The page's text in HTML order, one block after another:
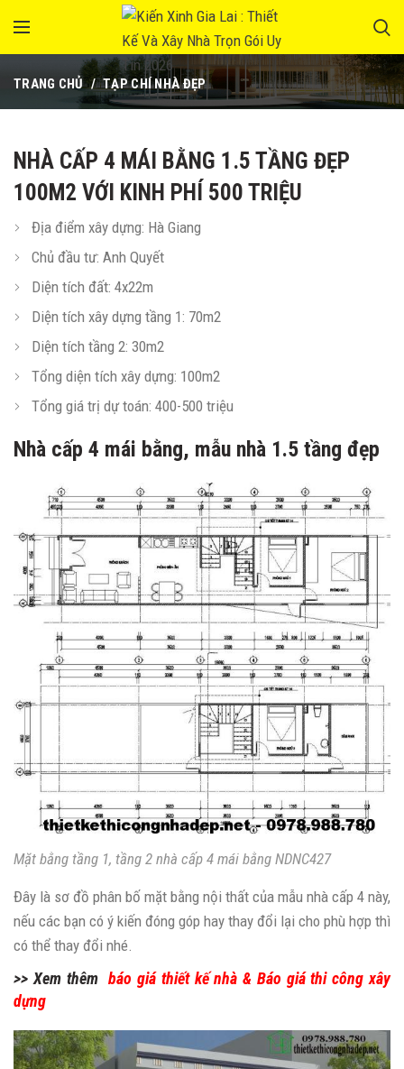
TRANG CHỦ TẠP CHÍ NHÀ ĐẸP
NHÀ CẤP 4 MÁI BẰNG 1.5 TẦNG ĐẸP
100M2 VỚI KINH PHÍ 500 TRIỆU
Địa điểm xây dựng: Hà Giang
Chủ đầu tư: Anh Quyết
Diện tích đất: 4x22m
Diện tích xây dựng tầng 1: 70m2
Diện tích tầng 2: 30m2
Tổng diện tích xây dựng: 100m2
Tổng giá trị dự toán: 400-500 triệu
Nhà cấp 4 mái bằng, mẫu nhà 1.5 tầng đẹp
Mặt bằng tầng 1, tầng 2 nhà cấp 4 mái bằng NDNC427
Đây là sơ đồ phân bố mặt bằng nội thất của mẫu nhà cấp 4 này,
nếu các bạn có ý kiến đóng góp hay thay đổi lại cho phù hợp thì
có thể thay đổi nhé.
>> Xem thêmbáo giá thiết kế nhà & Báo giá thi công xây
dựng